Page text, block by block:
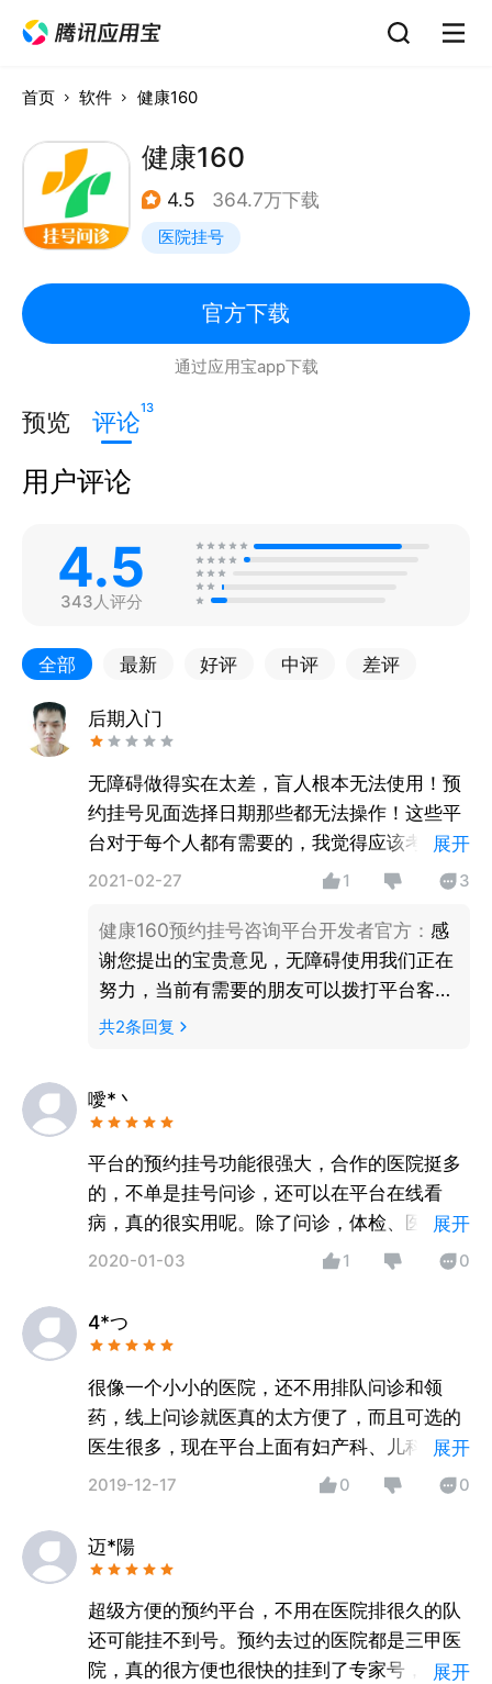
首页 软件 健康160
健康160
4.5 364.7万下载
医院挂号
官方下载
通过应用宝app下载
预览 评论13
用户评论
4.5
343人评分
全部 最新 好评 中评 差评
后期入门
无障碍做得实在太差，盲人根本无法使用！预
约挂号见面选择日期那些都无法操作！这些平
台对于每个人都有需要的，我觉得应该考虑到
所有人的使用需求。
展开
2021-02-27 1 3
健康160预约挂号咨询平台开发者官方： 感
谢您提出的宝贵意见，无障碍使用我们正在
努力，当前有需要的朋友可以拨打平台客户
服务电话4001191160，平台客服将竭尽为
共2条回复
噯*丶
平台的预约挂号功能很强大，合作的医院挺多
的，不单是挂号问诊，还可以在平台在线看
病，真的很实用呢。除了问诊，体检、医疗器
械的医疗服务，还可以线上买药品，功能设计
夸一夸，APP还长得很好看。
展开
2020-01-03 1 0
4*つ
很像一个小小的医院，还不用排队问诊和领
药，线上问诊就医真的太方便了，而且可选的
医生很多，现在平台上面有妇产科、儿科、皮
肤科好像有22个科室，很专业。看病后可以直
有时还可以领优惠券购买，赞！
展开
2019-12-17 0 0
迈*陽
超级方便的预约平台，不用在医院排很久的队
还可能挂不到号。预约去过的医院都是三甲医
院，真的很方便也很快的挂到了专家号，偶尔
展开